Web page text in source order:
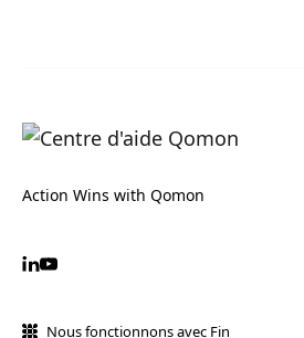
Action Wins with Qomon
Nous fonctionnons avec Fin